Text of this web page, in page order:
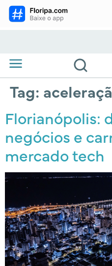
Tag:
Florianópolis:
negócios e
mercado tech